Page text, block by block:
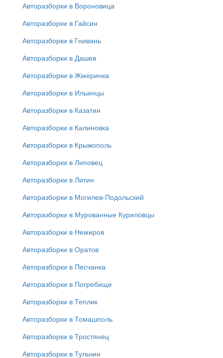
Авторазборки в Вороновица
Авторазборки в Гайсин
Авторазборки в Гнивань
Авторазборки в Дашев
Авторазборки в Жмеринка
Авторазборки в Ильинцы
Авторазборки в Казатин
Авторазборки в Калиновка
Авторазборки в Крыжополь
Авторазборки в Липовец
Авторазборки в Литин
Авторазборки в Могилев-Подольский
Авторазборки в Мурованные Куриловцы
Авторазборки в Немиров
Авторазборки в Оратов
Авторазборки в Песчанка
Авторазборки в Погребище
Авторазборки в Теплик
Авторазборки в Томашполь
Авторазборки в Тростянец
Авторазборки в Тульчин